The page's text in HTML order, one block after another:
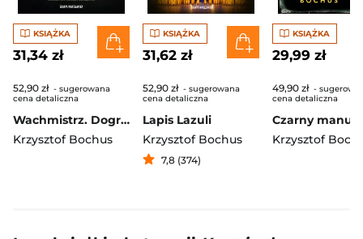
KSIĄŻKA
31,34 zł
52,90 zł - sugerowana
cena detaliczna
Wachmistrz. Dogrywka
Krzysztof Bochus
KSIĄŻKA
31,62 zł
52,90 zł - sugerowana
cena detaliczna
Lapis Lazuli
Krzysztof Bochus
7,8 (374)
KSIĄŻKA
29,99 zł
49,90 zł -
cena detaliczna
Krzysztof